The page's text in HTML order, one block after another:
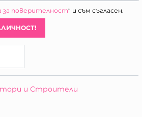
за поверителност“ и съм съгласен.
и Строители